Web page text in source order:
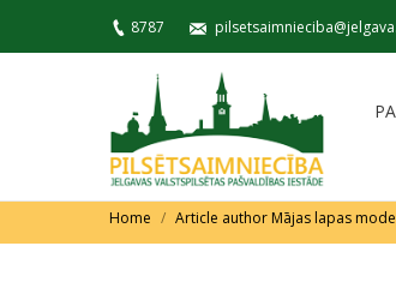
8787
You are here:
Home Article author Mājas lapas